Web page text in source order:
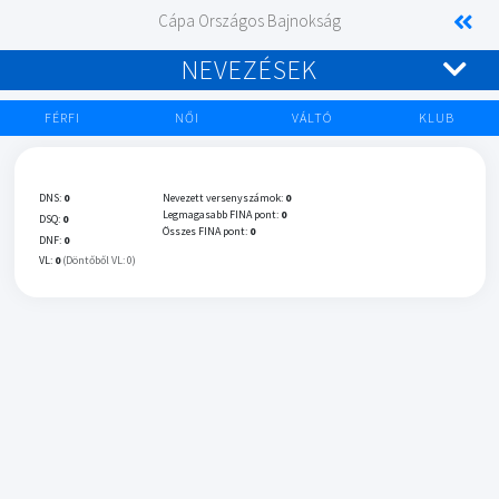
Cápa Országos Bajnokság
NEVEZÉSEK
FÉRFI NŐI VÁLTÓ KLUB
DNS: 0
DSQ: 0
DNF: 0
VL: 0 (Döntőből VL: 0)
Nevezett versenyszámok: 0
Legmagasabb FINA pont: 0
Összes FINA pont: 0